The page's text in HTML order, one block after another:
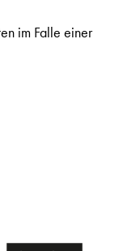
im Falle einer